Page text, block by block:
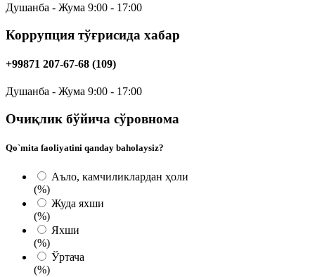
Душанба - Жума 9:00 - 17:00
Коррупция тўғрисида хабар
+99871 207-67-68 (109)
Душанба - Жума 9:00 - 17:00
Очиқлик бўйича сўровнома
Qo`mita faoliyatini qanday baholaysiz?
Аъло, камчиликлардан ҳоли
(%)
Жуда яxши
(%)
Яхши
(%)
Ўртача
(%)